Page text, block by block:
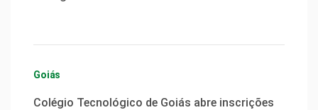
Goiás
Colégio Tecnológico de Goiás abre inscrições